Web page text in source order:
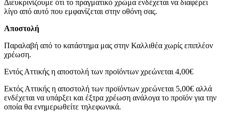
Διευκρινίζουμε ότι το πραγματικό χρώμα ενδέχεται να διαφέρει
λίγο από αυτό που εμφανίζεται στην οθόνη σας.
Αποστολή
Παραλαβή από το κατάστημα μας στην Καλλιθέα χωρίς επιπλέον
χρέωση.
Εντός Αττικής η αποστολή των προϊόντων χρεώνεται 4,00€
Εκτός Αττικής η αποστολή των προϊόντων χρεώνεται 5,00€ αλλά
ενδέχεται να υπάρξει και έξτρα χρέωση ανάλογα το προϊόν για την
οποία θα ενημερωθείτε τηλεφωνικά.